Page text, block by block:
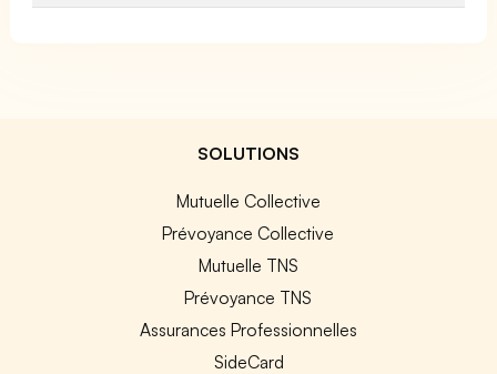
SOLUTIONS
Mutuelle Collective
Prévoyance Collective
Mutuelle TNS
Prévoyance TNS
Assurances Professionnelles
SideCard